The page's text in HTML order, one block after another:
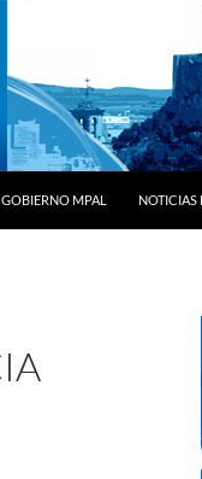
GOBIERNO MPAL NOTICIAS